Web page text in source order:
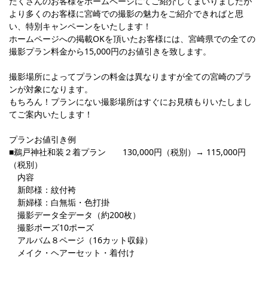
より多くのお客様に宮崎での撮影の魅力をご紹介できればと思
い、特別キャンペーンをいたします！
ホームページへの掲載OKを頂いたお客様には、宮崎県での全ての
撮影プラン料金から15,000円のお値引きを致します。
撮影場所によってプランの料金は異なりますが全ての宮崎のプラ
ンが対象になります。
もちろん！プランにない撮影場所はすぐにお見積もりいたしまし
てご案内いたします！
プランお値引き例
■鵜戸神社和装２着プラン 130,000円（税別）→ 115,000円
（税別）
内容
新郎様：紋付袴
新婦様：白無垢・色打掛
撮影データ全データ（約200枚）
撮影ポーズ10ポーズ
アルバム８ページ（16カット収録）
メイク・ヘアーセット・着付け